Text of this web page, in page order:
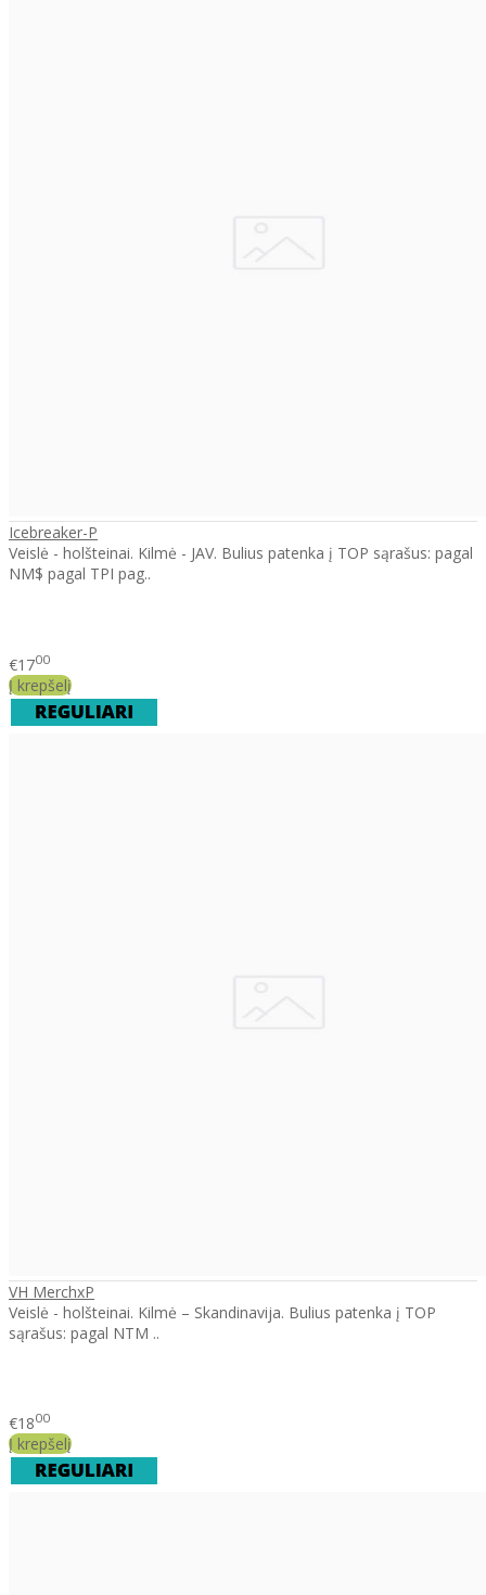
Icebreaker-P
Veislė - holšteinai. Kilmė - JAV. Bulius patenka į TOP sąrašus: pagal
NM$ pagal TPI pag..
€1700
Į krepšelį
VH MerchxP
Veislė - holšteinai. Kilmė – Skandinavija. Bulius patenka į TOP
sąrašus: pagal NTM ..
€1800
Į krepšelį